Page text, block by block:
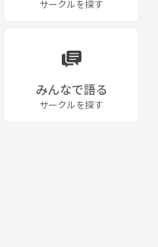
サークルを探す
みんなで語る
サークルを探す